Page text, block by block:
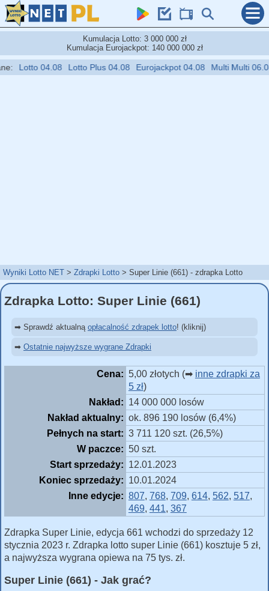
Kumulacja Lotto: 3 000 000 zł
Kumulacja Eurojackpot: 140 000 000 zł
Lotto 04.08 Lotto Plus 04.08 Eurojackpot 04.08 Multi Multi 06.08
Wyniki Lotto NET Zdrapki Lotto Super Linie (661) - zdrapka Lotto
Zdrapka Lotto: Super Linie (661)
➡ Sprawdź aktualną opłacalność zdrapek lotto! (kliknij)
➡ Ostatnie najwyższe wygrane Zdrapki
Cena: 5,00 złotych (➡ inne zdrapki za
5 zł)
Nakład: 14 000 000 losów
Nakład aktualny: ok. 896 190 losów (6,4%)
Pełnych na start: 3 711 120 szt. (26,5%)
W paczce: 50 szt.
Start sprzedaży: 12.01.2023
Koniec sprzedaży: 10.01.2024
Inne edycje: 807, 768, 709, 614, 562, 517,
469, 441, 367
Zdrapka Super Linie, edycja 661 wchodzi do sprzedaży 12
stycznia 2023 r. Zdrapka lotto super Linie (661) kosztuje 5 zł,
a najwyższa wygrana opiewa na 75 tys. zł.
Super Linie (661) - Jak grać?